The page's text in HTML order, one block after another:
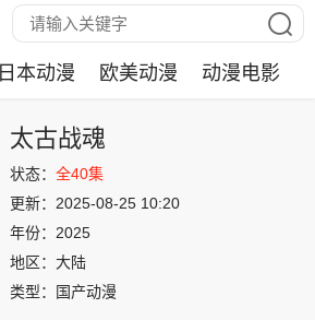
日本动漫 欧美动漫 动漫电影
太古战魂
状态： 全40集
更新： 2025-08-25 10:20
年份： 2025
地区： 大陆
类型：
国产动漫